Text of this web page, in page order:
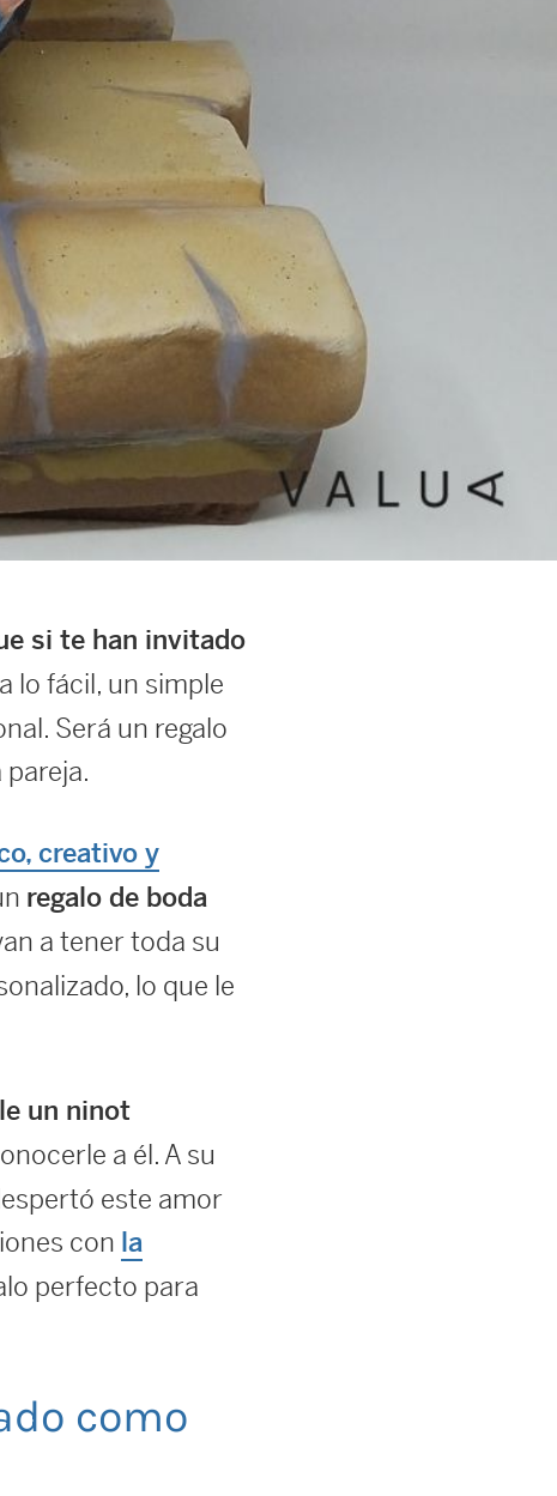
si te han invitado
lo fácil, un simple
Será un regalo
creativo y
regalo de boda
a tener toda su
lo que le
un ninot
a él. A su
este amor
con la
perfecto para
como